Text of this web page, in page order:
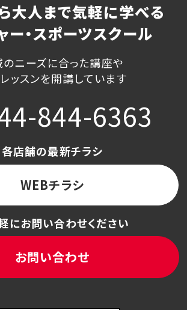
大人まで気軽に学べる
ー・スポーツスクール
ニーズに合った講座や
ッスンを開講しています
844-6363
各店舗の最新チラシ
WEBチラシ
にお問い合わせください
お問い合わせ